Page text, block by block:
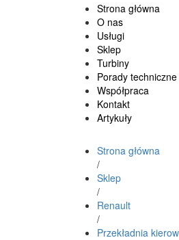
Strona główna
O nas
Usługi
Sklep
Turbiny
Porady techniczne
Współpraca
Kontakt
Artykuły
Strona główna
/
Sklep
/
Renault
/
Przekładnia